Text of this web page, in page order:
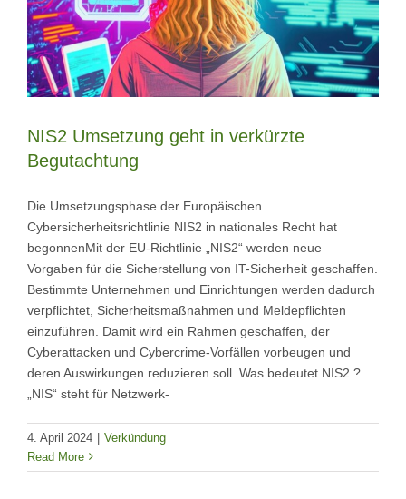
NIS2 Umsetzung geht in verkürzte
Begutachtung
Die Umsetzungsphase der Europäischen
Cybersicherheitsrichtlinie NIS2 in nationales Recht hat
begonnenMit der EU-Richtlinie „NIS2“ werden neue
Vorgaben für die Sicherstellung von IT-Sicherheit geschaffen.
Bestimmte Unternehmen und Einrichtungen werden dadurch
verpflichtet, Sicherheitsmaßnahmen und Meldepflichten
einzuführen. Damit wird ein Rahmen geschaffen, der
Cyberattacken und Cybercrime-Vorfällen vorbeugen und
deren Auswirkungen reduzieren soll. Was bedeutet NIS2 ?
„NIS“ steht für Netzwerk-
4. April 2024 | Verkündung
Read More